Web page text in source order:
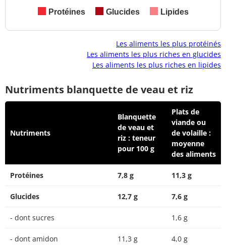
Protéines Glucides Lipides
Les aliments les plus protéinés
Les aliments les plus riches en glucides
Les aliments les plus riches en lipides
Nutriments blanquette de veau et riz
Nutriments
Blanquette
de veau et
riz : teneur
pour 100 g
Plats de
viande ou
de volaille :
moyenne
des aliments
Protéines 7,8 g 11,3 g
Glucides 12,7 g 7,6 g
- dont sucres 1,6 g
- dont amidon 11,3 g 4,0 g